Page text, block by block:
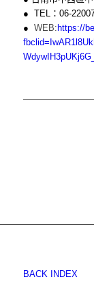
● TEL：06-
● WEB:https://
BACK INDEX